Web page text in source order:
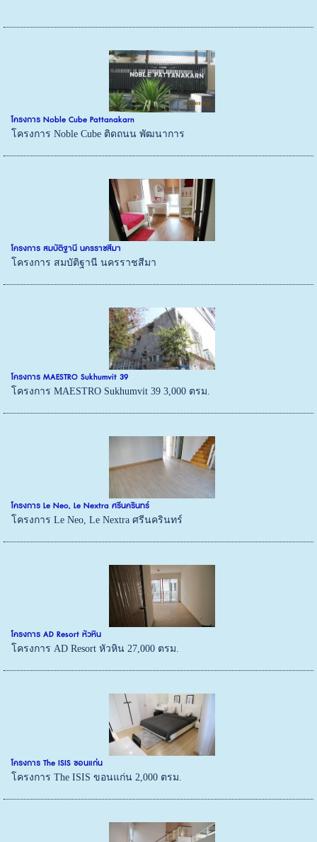
โครงการ Noble Cube Pattanakarn
โครงการ Noble Cube ติดถนน พัฒนาการ
โครงการ สมบัติฐานี นครราชสีมา
โครงการ สมบัติฐานี นครราชสีมา
โครงการ MAESTRO Sukhumvit 39
โครงการ MAESTRO Sukhumvit 39 3,000 ตรม.
โครงการ Le Neo, Le Nextra ศรีนครินทร์
โครงการ Le Neo, Le Nextra ศรีนครินทร์
โครงการ AD Resort หัวหิน
โครงการ AD Resort หัวหิน 27,000 ตรม.
โครงการ The ISIS ขอนแก่น
โครงการ The ISIS ขอนแก่น 2,000 ตรม.